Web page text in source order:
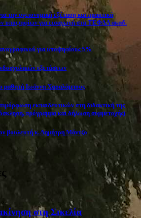
την υγειονομική εξέταση και πρακτική
υποψηφίων για εισαγωγή στα ΤΕΦΑΑ ακαδ.
για υποψηφίους 5%
εξετάσεων
μαθητή Ιωάννη Χαραλάμπους
εκπαιδευτικών στη διδακτική της
πρόγραμμα και δήλωση συμμετοχής)
βουλευτή κ. Δημήτρη Μάντζο
στη Σικελία